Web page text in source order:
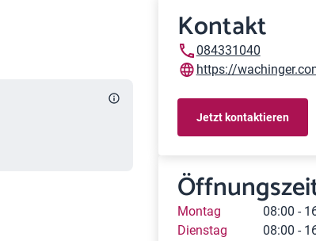
Kontakt
084331040
https://
Jetzt kontaktieren
Montag
08:00 -
Dienstag
08:00 -